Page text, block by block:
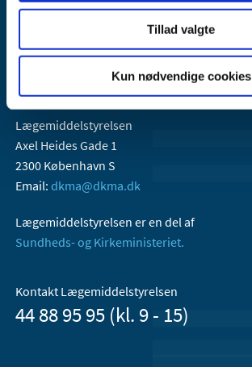
Tillad valgte
Kun nødvendige cookies
Lægemiddelstyrelsen
Axel Heides Gade 1
2300 København S
Email: dkma@dkma.dk
Lægemiddelstyrelsen er en del af
Sundheds- og Kirkeministeriet.
Kontakt Lægemiddelstyrelsen
44 88 95 95 (kl. 9 - 15)